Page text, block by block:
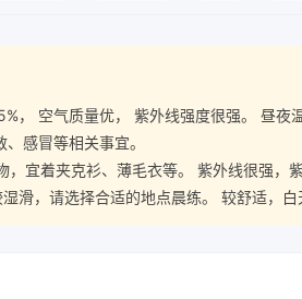
空气质量优， 紫外线强度很强。 昼
感冒等相关事宜。
宜着夹克衫、薄毛衣等。 紫外线很强，
滑，请选择合适的地点晨练。 较舒适，